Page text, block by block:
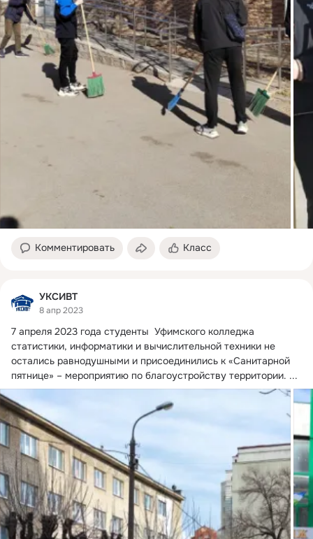
Комментировать Класс
УКСИВТ
8 апр 2023
7 апреля 2023 года студенты  Уфимского колледжа
статистики, информатики и вычислительной техники не
остались равнодушными и присоединились к «Санитарной
пятнице» – мероприятию по благоустройству территории. ...